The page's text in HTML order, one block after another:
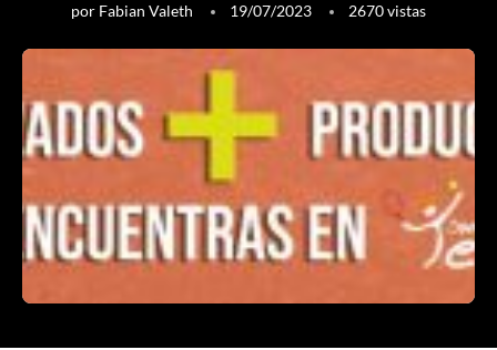
por Fabian Valeth 19/07/2023 2670vistas